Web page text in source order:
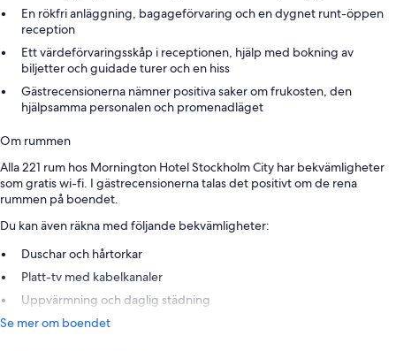
En rökfri anläggning, bagageförvaring och en dygnet runt-öppen
reception
Ett värdeförvaringsskåp i receptionen, hjälp med bokning av
biljetter och guidade turer och en hiss
Gästrecensionerna nämner positiva saker om frukosten, den
hjälpsamma personalen och promenadläget
Om rummen
Alla 221 rum hos Mornington Hotel Stockholm City har bekvämligheter
som gratis wi-fi. I gästrecensionerna talas det positivt om de rena
rummen på boendet.
Du kan även räkna med följande bekvämligheter:
Duschar och hårtorkar
Platt-tv med kabelkanaler
Uppvärmning och daglig städning
Se mer om boendet